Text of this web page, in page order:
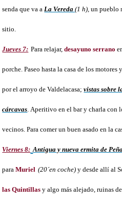
senda que va aLa Vereda(1 h),un pueblo
sitio.
Jueves 7: Para relajar,desayuno serrano
porche. Paseo hasta la casa de los motores
por el arroyo de Valdelacasa;vistas sobre
cárcavas. Aperitivo en el bar y charla con
vecinos. Para comer un buen asado en la
Viernes 8: Antigua y nueva ermita de
paraMuriel (20´en coche)y desde allí al
las Quintillasy algo más alejado, ruinas